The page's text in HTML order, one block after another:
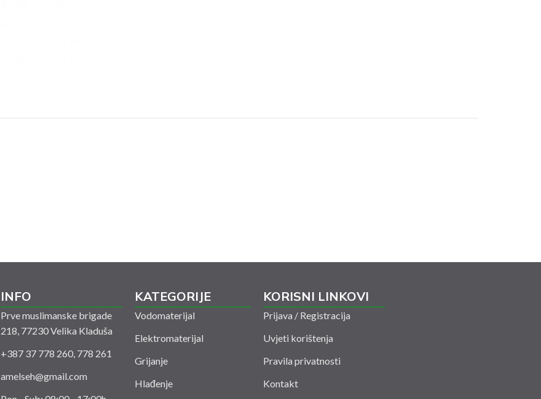
INFO
Prve muslimanske brigade
218, 77230 Velika Kladuša
+387 37 778 260, 778 261
amelseh@gmail.com
KATEGORIJE
Vodomaterijal
Elektromaterijal
Grijanje
Hlađenje
KORISNI LINKOVI
Prijava / Registracija
Uvjeti korištenja
Pravila privatnosti
Kontakt